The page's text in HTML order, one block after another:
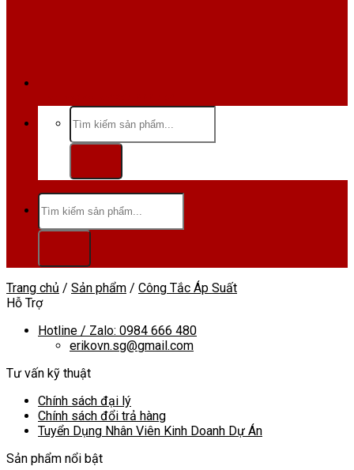
Tìm
kiếm:
Tìm
kiếm:
Trang chủ / Sản phẩm / Công Tắc Áp Suất
Hỗ Trợ
Hotline / Zalo: 0984 666 480
erikovn.sg@gmail.com
Tư vấn kỹ thuật
Chính sách đại lý
Chính sách đổi trả hàng
Tuyển Dụng Nhân Viên Kinh Doanh Dự Án
Sản phẩm nổi bật